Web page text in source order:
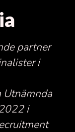
partner
i
Utnämnda
i